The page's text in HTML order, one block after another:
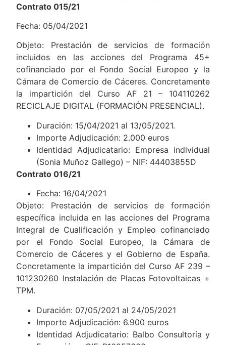
Contrato 015/21
Fecha: 05/04/2021
Objeto: Prestación de servicios de formación
incluidos en las acciones del Programa 45+
cofinanciado por el Fondo Social Europeo y la
Cámara de Comercio de Cáceres. Concretamente
la impartición del Curso AF 21 – 104110262
RECICLAJE DIGITAL (FORMACIÓN PRESENCIAL).
Duración: 15/04/2021 al 13/05/2021.
Importe Adjudicación: 2.000 euros
Identidad Adjudicatario: Empresa individual
(Sonia Muñoz Gallego) – NIF: 44403855D
Contrato 016/21
Fecha: 16/04/2021
Objeto: Prestación de servicios de formación
específica incluida en las acciones del Programa
Integral de Cualificación y Empleo cofinanciado
por el Fondo Social Europeo, la Cámara de
Comercio de Cáceres y el Gobierno de España.
Concretamente la impartición del Curso AF 239 –
101230260 Instalación de Placas Fotovoltaicas +
TPM.
Duración: 07/05/2021 al 24/05/2021
Importe Adjudicación: 6.900 euros
Identidad Adjudicatario: Balbo Consultoría y